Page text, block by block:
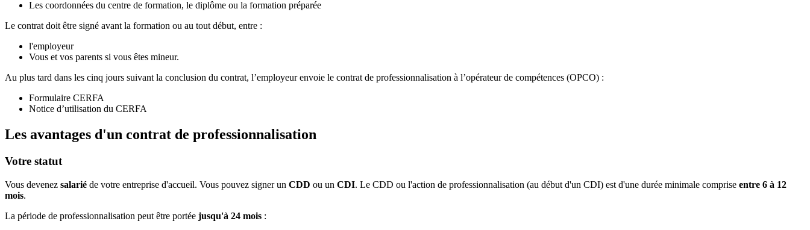
Les coordonnées du centre de formation, le diplôme ou la formation préparée
Le contrat doit être signé avant la formation ou au tout début, entre :
l'employeur
Vous et vos parents si vous êtes mineur.
Au plus tard dans les cinq jours suivant la conclusion du contrat, l’employeur envoie le contrat de professionnalisation à l’opérateur de compétences (OPCO) :
Formulaire CERFA
Notice d’utilisation du CERFA
Les avantages d'un contrat de professionnalisation
Votre statut
Vous devenez salarié de votre entreprise d'accueil. Vous pouvez signer un CDD ou un CDI. Le CDD ou l'action de professionnalisation (au début d'un CDI) est d'une durée minimale comprise entre 6 à 12
mois.
La période de professionnalisation peut être portée jusqu'à 24 mois :